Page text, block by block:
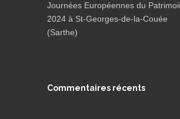
Journées Européennes du
2024 à St-Georges-de-la-Couée
(Sarthe)
Commentaires récents